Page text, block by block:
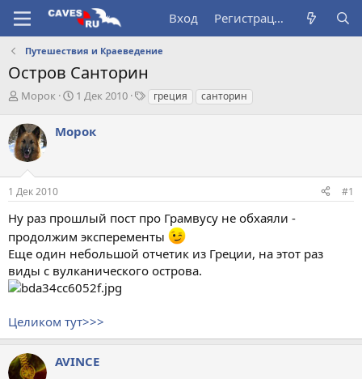
Вход Регистрация
Путешествия и Краеведение
Остров Санторин
А
т
о
р
е
м
Морок
Д
а
ч
а
1 Дек 2010
Тгреция санторин
Морок
1 Дек 2010 #1
Ну раз прошлый пост про Грамвусу не обхаяли -
продолжим эксперементы
Еще один небольшой отчетик из Греции, на этот раз
виды с вулканического острова.
Целиком тут>>>
AVINCE